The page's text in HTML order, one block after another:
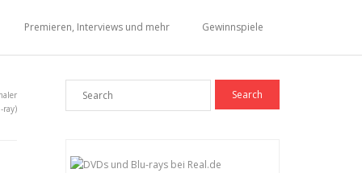
Premieren, Interviews und mehr Gewinnspiele
ray)